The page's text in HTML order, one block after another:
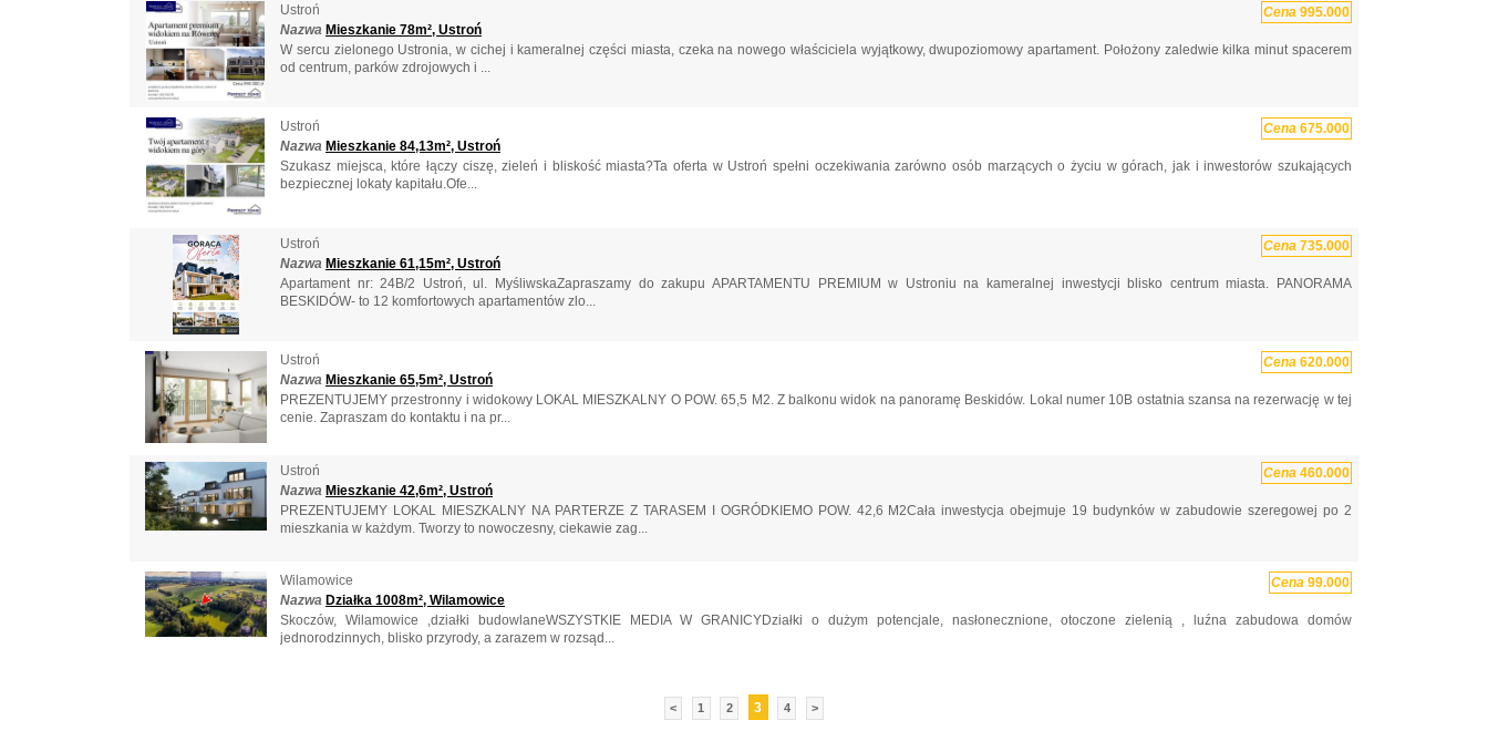
Ustroń Cena 995.000
Nazwa Mieszkanie 78m², Ustroń
W sercu zielonego Ustronia, w cichej i kameralnej części miasta, czeka na nowego właściciela wyjątkowy, dwupoziomowy apartament. Położony zaledwie kilka minut spacerem
od centrum, parków zdrojowych i ...
Ustroń Cena 675.000
Nazwa Mieszkanie 84,13m², Ustroń
Szukasz miejsca, które łączy ciszę, zieleń i bliskość miasta?Ta oferta w Ustroń spełni oczekiwania zarówno osób marzących o życiu w górach, jak i inwestorów szukających
bezpiecznej lokaty kapitału.Ofe...
Ustroń Cena 735.000
Nazwa Mieszkanie 61,15m², Ustroń
Apartament nr: 24B/2 Ustroń, ul. MyśliwskaZapraszamy do zakupu APARTAMENTU PREMIUM w Ustroniu na kameralnej inwestycji blisko centrum miasta. PANORAMA
BESKIDÓW- to 12 komfortowych apartamentów zlo...
Ustroń Cena 620.000
Nazwa Mieszkanie 65,5m², Ustroń
PREZENTUJEMY przestronny i widokowy LOKAL MIESZKALNY O POW. 65,5 M2. Z balkonu widok na panoramę Beskidów. Lokal numer 10B ostatnia szansa na rezerwację w tej
cenie. Zapraszam do kontaktu i na pr...
Ustroń Cena 460.000
Nazwa Mieszkanie 42,6m², Ustroń
PREZENTUJEMY LOKAL MIESZKALNY NA PARTERZE Z TARASEM I OGRÓDKIEMO POW. 42,6 M2Cała inwestycja obejmuje 19 budynków w zabudowie szeregowej po 2
mieszkania w każdym. Tworzy to nowoczesny, ciekawie zag...
Wilamowice Cena 99.000
Nazwa Działka 1008m², Wilamowice
Skoczów, Wilamowice ,działki budowlaneWSZYSTKIE MEDIA W GRANICYDziałki o dużym potencjale, nasłonecznione, otoczone zielenią , luźna zabudowa domów
jednorodzinnych, blisko przyrody, a zarazem w rozsąd...
< 1 2 3 4 >